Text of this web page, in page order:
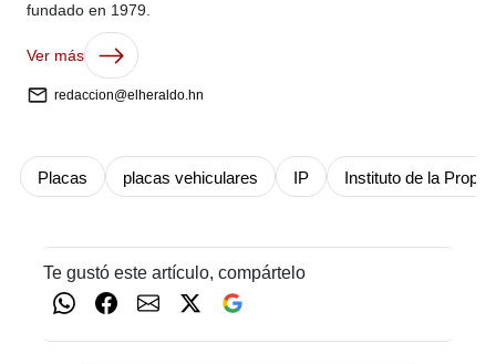
fundado en 1979.
Ver más
redaccion@elheraldo.hn
Placas placas vehiculares IP Instituto de la
Te gustó este artículo, compártelo